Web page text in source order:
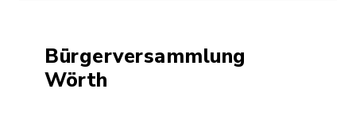
Bürgerversammlung
Wörth